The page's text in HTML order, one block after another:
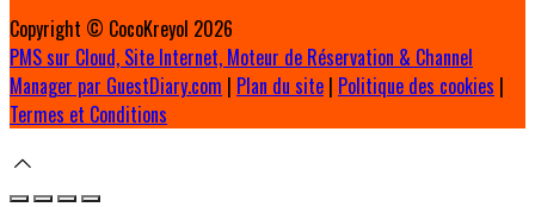
Copyright © CocoKreyol 2026
PMS sur Cloud, Site Internet, Moteur de Réservation & Channel
Manager par GuestDiary.com | Plan du site | Politique des cookies |
Termes et Conditions